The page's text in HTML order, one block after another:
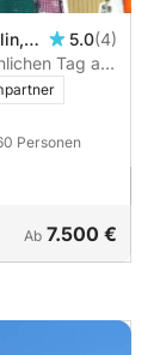
5.0(4)
Tag auf
Personen
Ab 7.500 €